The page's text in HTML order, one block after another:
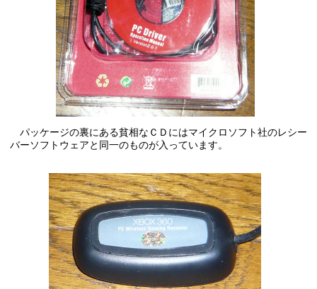
パッケージの裏にある貧相なＣＤにはマイクロソフト社のレシー
バーソフトウェアと同一のものが入っています。